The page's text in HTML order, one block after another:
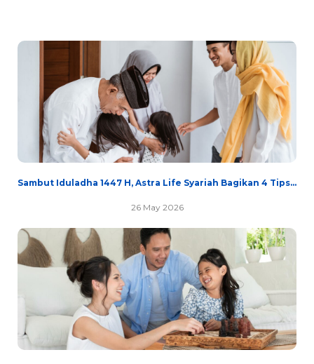
Sambut Iduladha 1447 H, Astra Life Syariah Bagikan 4 Tips...
26 May 2026